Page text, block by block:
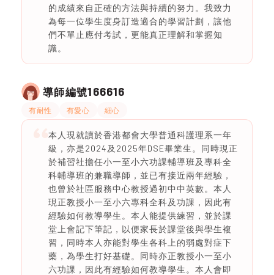
的成績來自正確的方法與持續的努力。我致力
為每一位學生度身訂造適合的學習計劃，讓他
們不單止應付考試，更能真正理解和掌握知
識。
導師編號166616
有耐性 有愛心 細心
本人現就讀於香港都會大學普通科護理系一年
級，亦是2024及2025年DSE畢業生。同時現正
於補習社擔任小一至小六功課輔導班及專科全
科輔導班的兼職導師，並已有接近兩年經驗，
也曾於社區服務中心教授過初中中英數。本人
現正教授小一至小六專科全科及功課，因此有
經驗如何教導學生。本人能提供練習，並於課
堂上會記下筆記，以便家長於課堂後與學生複
習，同時本人亦能對學生各科上的弱處對症下
藥，為學生打好基礎。同時亦正教授小一至小
六功課，因此有經驗如何教導學生。本人會即